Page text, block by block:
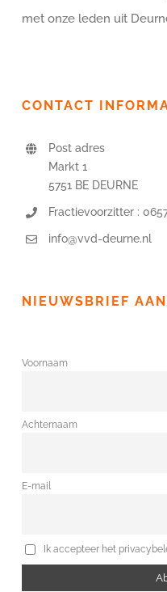
met onze leden uit
CONTACT
Post adres
Markt 1
5751 BE DEURNE
Fractievoorzitter :
info@vvd-deurne.nl
NIEUWSBRIEF
Voornaam
Achternaam
E-mail
Ik accepteer het